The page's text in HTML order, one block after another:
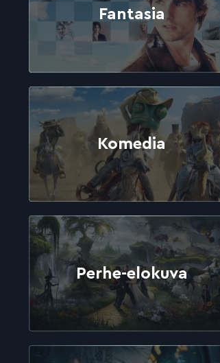
Fantasia
Komedia
Perhe-elokuva